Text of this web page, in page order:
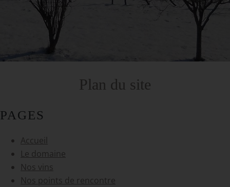
Plan du site
PAGES
Accueil
Le domaine
Nos vins
Nos points de rencontre